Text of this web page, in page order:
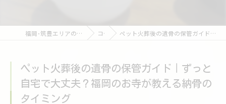
福岡･筑豊エリアのペット火葬ならペット訪問火葬ポピー コラム ペット火葬後の遺骨の保管ガイド｜ずっと自宅で大丈夫？福岡のお寺が教える納骨のタイミング
ペット火葬後の遺骨の保管ガイド｜ずっと
自宅で大丈夫？福岡のお寺が教える納骨の
タイミング